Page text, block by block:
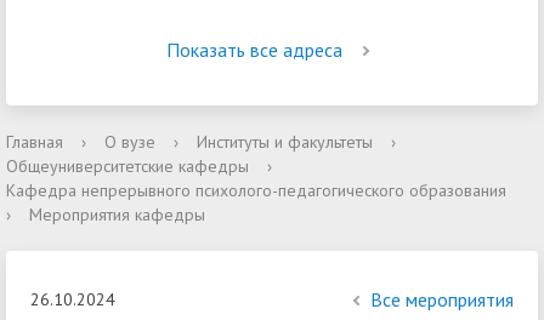
Показать все адреса
Главная › О вузе › Институты и факультеты
›
Общеуниверситетские кафедры
›
Кафедра непрерывного психолого-педагогического образования
›
Мероприятия кафедры
26.10.2024 Все мероприятия